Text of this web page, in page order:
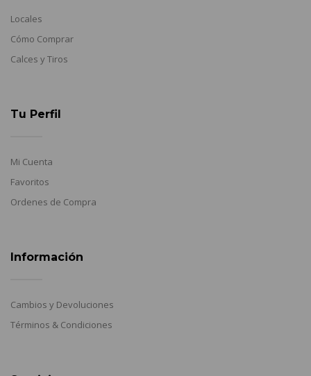
Locales
Cómo Comprar
Calces y Tiros
Tu Perfil
Mi Cuenta
Favoritos
Ordenes de Compra
Información
Cambios y Devoluciones
Términos & Condiciones